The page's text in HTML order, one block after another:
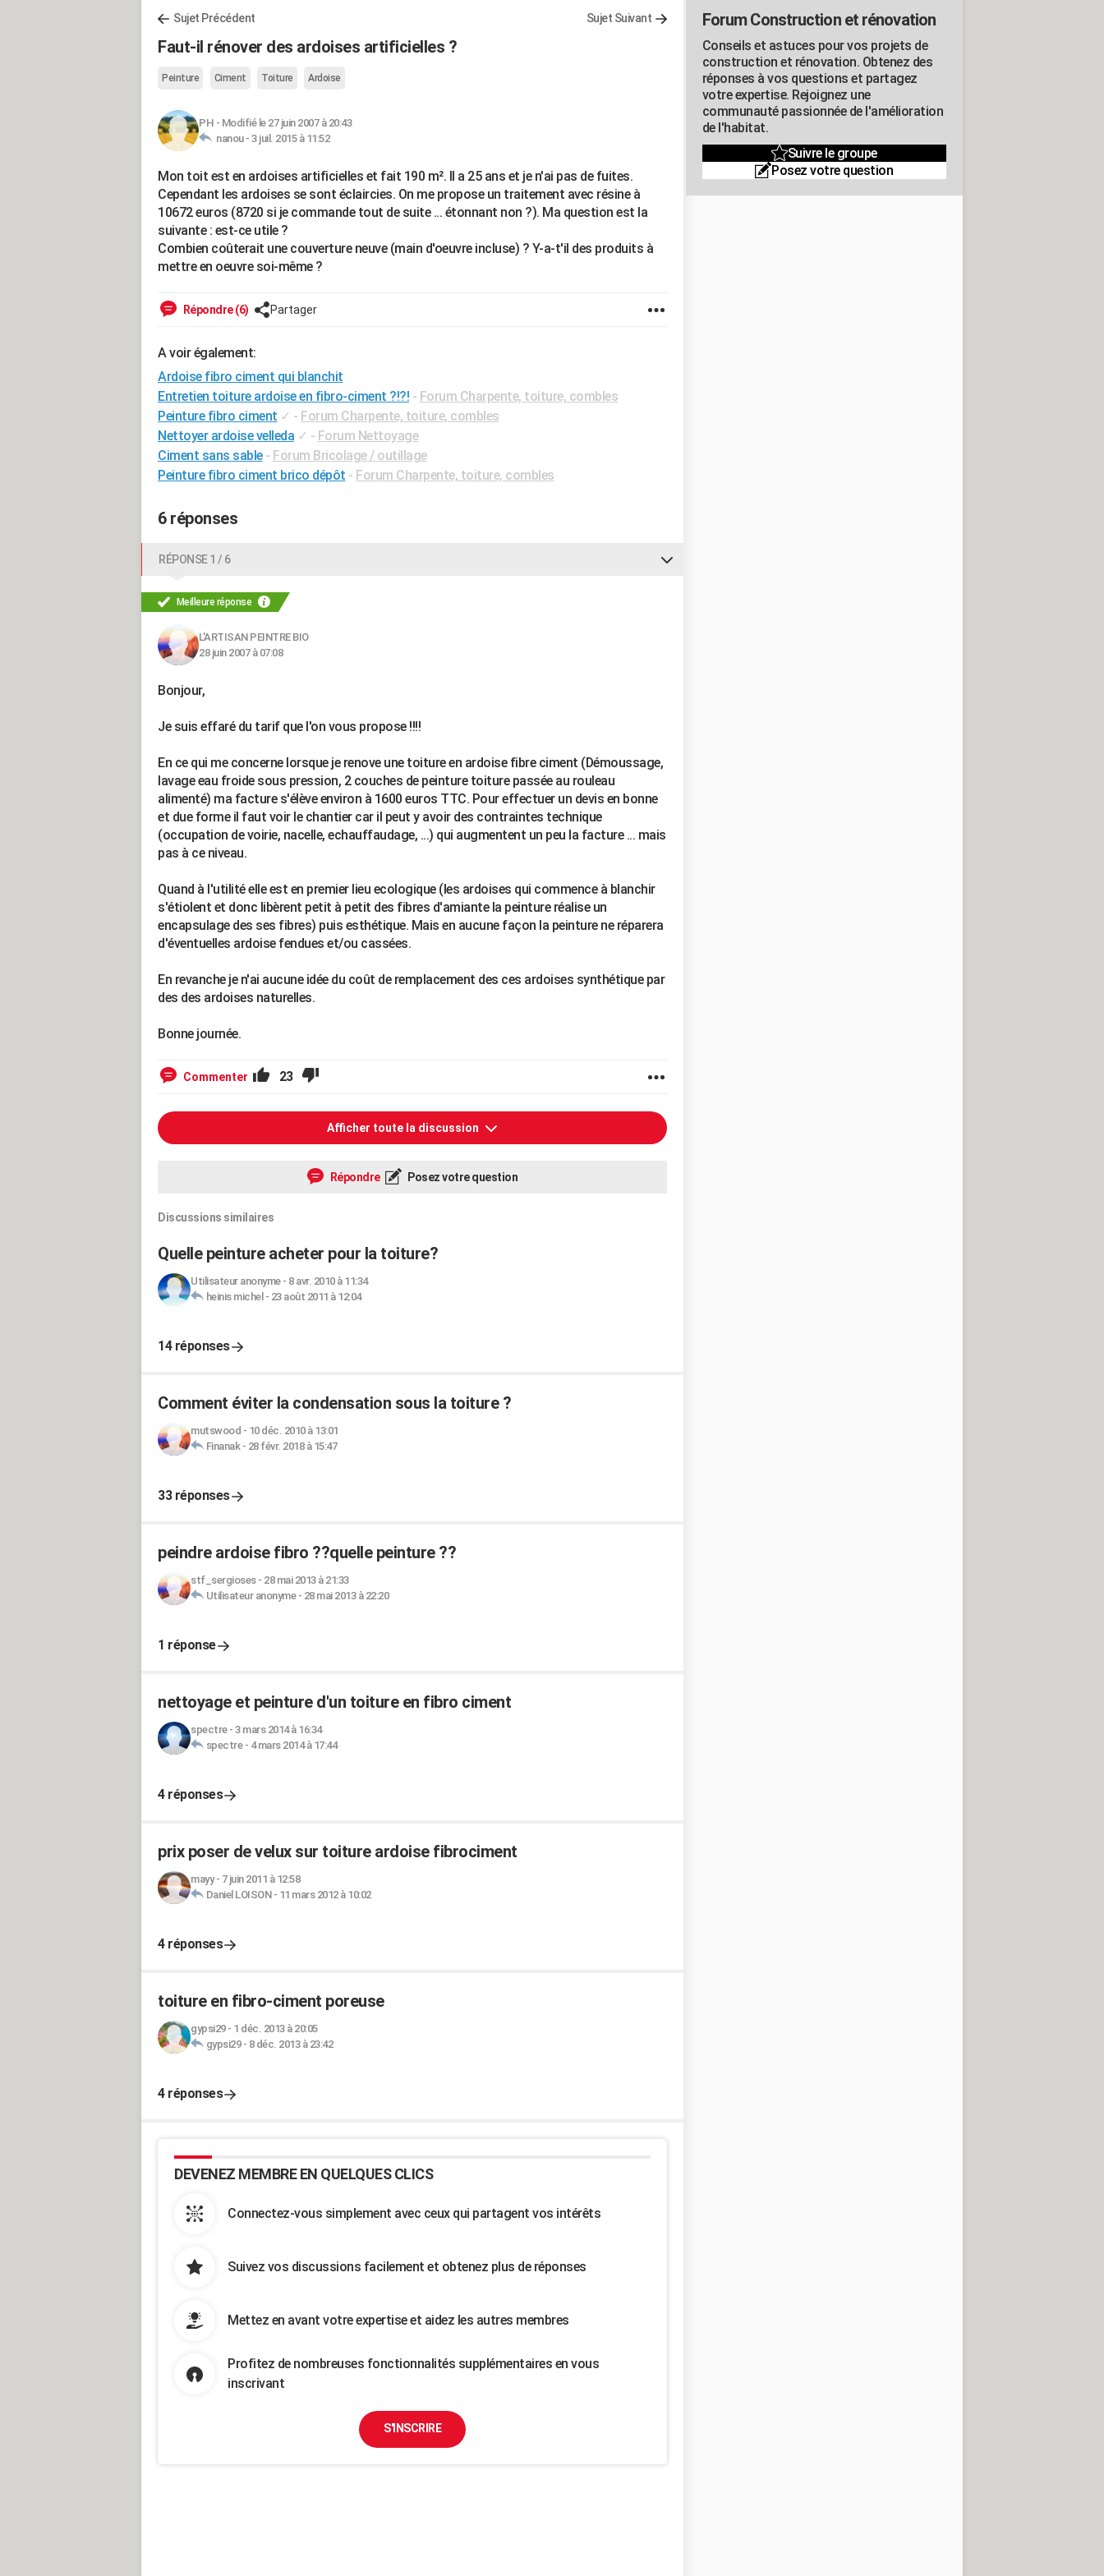
Sujet Précédent Sujet Suivant
Faut-il rénover des ardoises artificielles ?
Peinture Ciment Toiture Ardoise
PH - Modifié le 27 juin 2007 à 20:43
nanou - 3 juil. 2015 à 11:52
Mon toit est en ardoises artificielles et fait 190 m². Il a 25 ans et je n'ai pas de fuites.
Cependant les ardoises se sont éclaircies. On me propose un traitement avec résine à
10672 euros (8720 si je commande tout de suite ... étonnant non ?). Ma question est la
suivante : est-ce utile ?
Combien coûterait une couverture neuve (main d'oeuvre incluse) ? Y-a-t'il des produits à
mettre en oeuvre soi-même ?
Répondre (6) Partager
A voir également:
Ardoise fibro ciment qui blanchit
Entretien toiture ardoise en fibro-ciment ?!?! - Forum Charpente, toiture, combles
Peinture fibro ciment ✓ - Forum Charpente, toiture, combles
Nettoyer ardoise velleda ✓ - Forum Nettoyage
Ciment sans sable - Forum Bricolage / outillage
Peinture fibro ciment brico dépôt - Forum Charpente, toiture, combles
6 réponses
RÉPONSE 1 / 6
Meilleure réponse
L'ARTISAN PEINTRE BIO
28 juin 2007 à 07:08
Bonjour,
Je suis effaré du tarif que l'on vous propose !!!!
En ce qui me concerne lorsque je renove une toiture en ardoise fibre ciment (Démoussage,
lavage eau froide sous pression, 2 couches de peinture toiture passée au rouleau
alimenté) ma facture s'élève environ à 1600 euros TTC. Pour effectuer un devis en bonne
et due forme il faut voir le chantier car il peut y avoir des contraintes technique
(occupation de voirie, nacelle, echauffaudage, ...) qui augmentent un peu la facture ... mais
pas à ce niveau.
Quand à l'utilité elle est en premier lieu ecologique (les ardoises qui commence à blanchir
s'étiolent et donc libèrent petit à petit des fibres d'amiante la peinture réalise un
encapsulage des ses fibres) puis esthétique. Mais en aucune façon la peinture ne réparera
d'éventuelles ardoise fendues et/ou cassées.
En revanche je n'ai aucune idée du coût de remplacement des ces ardoises synthétique par
des des ardoises naturelles.
Bonne journée.
Commenter 23
Afficher toute la discussion
Répondre Posez votre question
Discussions similaires
Quelle peinture acheter pour la toiture?
Utilisateur anonyme- 8 avr. 2010 à 11:34
heinis michel - 23 août 2011 à 12:04
14 réponses
Comment éviter la condensation sous la toiture ?
mutswood - 10 déc. 2010 à 13:01
Finanak- 28 févr. 2018 à 15:47
33 réponses
peindre ardoise fibro ??quelle peinture ??
stf_sergioses- 28 mai 2013 à 21:33
Utilisateur anonyme- 28 mai 2013 à 22:20
1 réponse
nettoyage et peinture d'un toiture en fibro ciment
spectre- 3 mars 2014 à 16:34
spectre- 4 mars 2014 à 17:44
4 réponses
prix poser de velux sur toiture ardoise fibrociment
mayy- 7 juin 2011 à 12:58
Daniel LOISON- 11 mars 2012 à 10:02
4 réponses
toiture en fibro-ciment poreuse
gypsi29- 1 déc. 2013 à 20:05
gypsi29- 8 déc. 2013 à 23:42
4 réponses
DEVENEZ MEMBRE EN QUELQUES CLICS
Connectez-vous simplement avec ceux qui partagent vos intérêts
Suivez vos discussions facilement et obtenez plus de réponses
Mettez en avant votre expertise et aidez les autres membres
Profitez de nombreuses fonctionnalités supplémentaires en vous
inscrivant
S'INSCRIRE
Forum Construction et rénovation
Conseils et astuces pour vos projets de
construction et rénovation. Obtenez des
réponses à vos questions et partagez
votre expertise. Rejoignez une
communauté passionnée de l'amélioration
de l'habitat.
Suivre le groupe
Posez votre question